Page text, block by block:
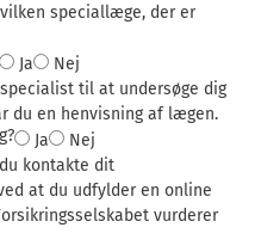
speciallæge, der er
Ja
Nej
til at undersøge dig
du en henvisning af lægen.
Ja
Nej
kontakte dit
at du udfylder en online
vurderer